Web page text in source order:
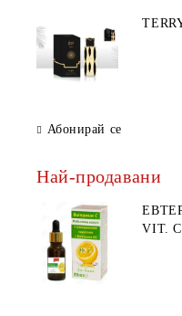
Абонирай се
Най-продавани
VIT.